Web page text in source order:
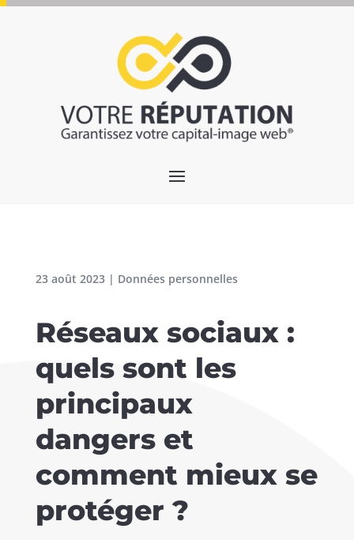
23 août 2023| Données personnelles
Réseaux sociaux :
quels sont les
principaux
dangers et
comment mieux se
protéger ?